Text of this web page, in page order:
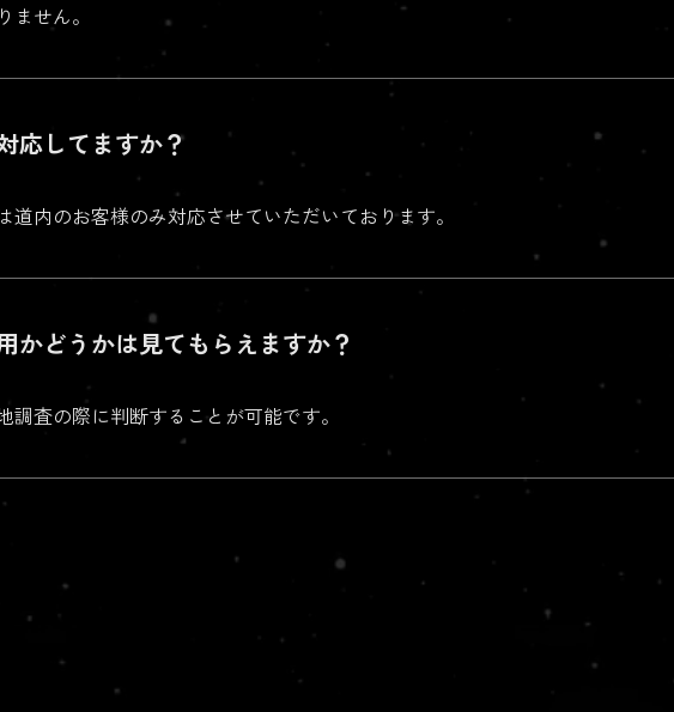
ません。
応してますか？
道内のお客様のみ対応させていただいております。
かどうかは見てもらえますか？
調査の際に判断することが可能です。